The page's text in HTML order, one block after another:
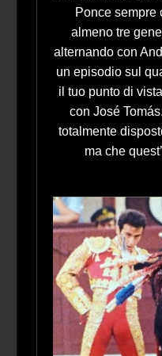
Ponce sempre
almeno tre
alternando con
un episodio sul
il tuo punto di
con José
totalmente
ma che